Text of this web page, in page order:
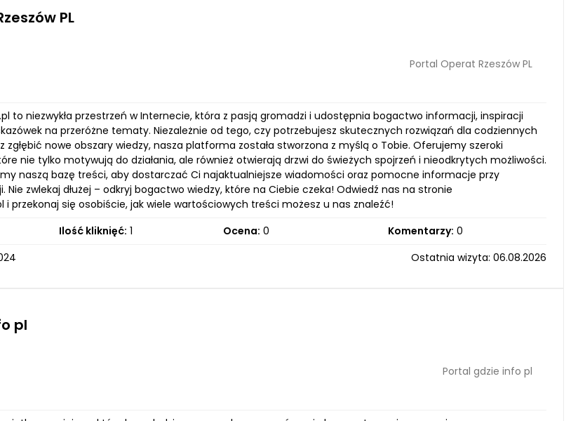
PL
Portal Operat Rzeszów PL
to niezwykła przestrzeń w Internecie, która z pasją gromadzi i udostępnia bogactwo informacji, inspiracji
na przeróżne tematy. Niezależnie od tego, czy potrzebujesz skutecznych rozwiązań dla codziennych
zgłębić nowe obszary wiedzy, nasza platforma została stworzona z myślą o Tobie. Oferujemy szeroki
nie tylko motywują do działania, ale również otwierają drzwi do świeżych spojrzeń i nieodkrytych możliwości.
naszą bazę treści, aby dostarczać Ci najaktualniejsze wiadomości oraz pomocne informacje przy
Nie zwlekaj dłużej – odkryj bogactwo wiedzy, które na Ciebie czeka! Odwiedź nas na stronie
i przekonaj się osobiście, jak wiele wartościowych treści możesz u nas znaleźć!
Ilość kliknięć: 1 Ocena: 0 Komentarzy: 0
Ostatnia wizyta: 06.08.2026
pl
Portal gdzie info pl